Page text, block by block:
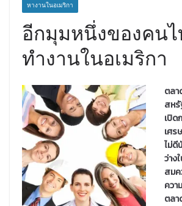
หางานในอเมริกา
อีกมุมหนึ่งของคนไ
ทำงานในอเมริกา
ตลา
สหรั
เปิด
เศร
ไม่ดี
ว่าง
สมค
ควา
ตลา